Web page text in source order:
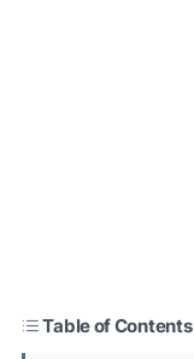
Table of Contents